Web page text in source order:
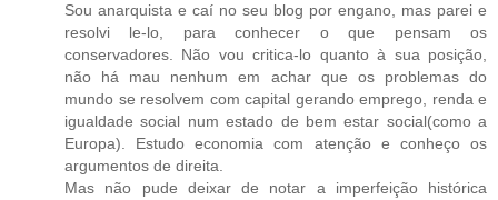
Sou anarquista e caí no seu blog por engano, mas parei e
resolvi le-lo, para conhecer o que pensam os
conservadores. Não vou critica-lo quanto à sua posição,
não há mau nenhum em achar que os problemas do
mundo se resolvem com capital gerando emprego, renda e
igualdade social num estado de bem estar social(como a
Europa). Estudo economia com atenção e conheço os
argumentos de direita.
Mas não pude deixar de notar a imperfeição histórica